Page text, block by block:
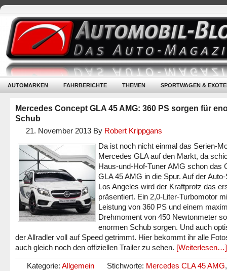
AUTOMARKEN FAHRBERICHTE THEMEN SPORTWAGEN &
Mercedes Concept GLA 45 AMG: 360 PS sorgen für
Schub
21. November 2013 By Robert Krippgans
Da ist noch nicht einmal das Serien-
Mercedes GLA auf den Markt, da
Haus-und-Hof-Tuner AMG schon das
GLA 45 AMG in die Spur. Auf der
Los Angeles wird der Kraftprotz das
präsentiert. Ein 2,0-Liter-Turbomotor
Leistung von 360 PS und einem
Drehmoment von 450 Newtonmeter
enormen Schub sorgen. Und auch
der Allradler voll auf Speed getrimmt. Hier bekommt ihr alle
auch gleich noch den offiziellen Trailer zu sehen. [Weiterlesen…]
Kategorie: Allgemein Stichworte: Mercedes CLA 45 AMG,